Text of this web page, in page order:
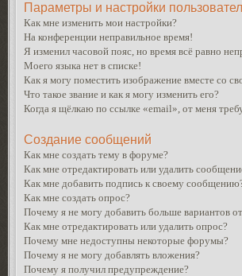
Параметры и настройки
Как мне изменить мои настройки?
На конференции неправильное время!
Я изменил часовой пояс, но время всё равно
Моего языка нет в списке!
Как я могу поместить изображение вместе со
Что такое звание и как я могу изменить его?
Когда я щёлкаю по ссылке «email», от меня
Создание сообщений
Как мне создать тему в форуме?
Как мне отредактировать или удалить
Как мне добавить подпись к своему
Как мне создать опрос?
Почему я не могу добавить больше вариантов
Как мне отредактировать или удалить опрос?
Почему мне недоступны некоторые форумы?
Почему я не могу добавлять вложения?
Почему я получил предупреждение?